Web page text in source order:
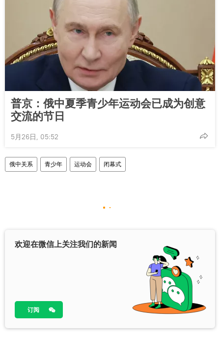
普京：俄中夏季青少年运动会已成为创意
交流的节日
5月26日, 05:52
俄中关系 青少年 运动会 闭幕式
欢迎在微信上关注我们的新闻
订阅